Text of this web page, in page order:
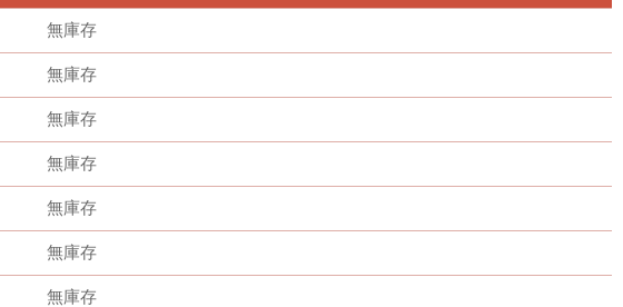
無庫存
無庫存
無庫存
無庫存
無庫存
無庫存
無庫存